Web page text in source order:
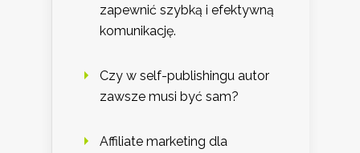
zapewnić szybką i efektywną
komunikację.
Czy w self-publishingu autor
zawsze musi być sam?
Affiliate marketing dla